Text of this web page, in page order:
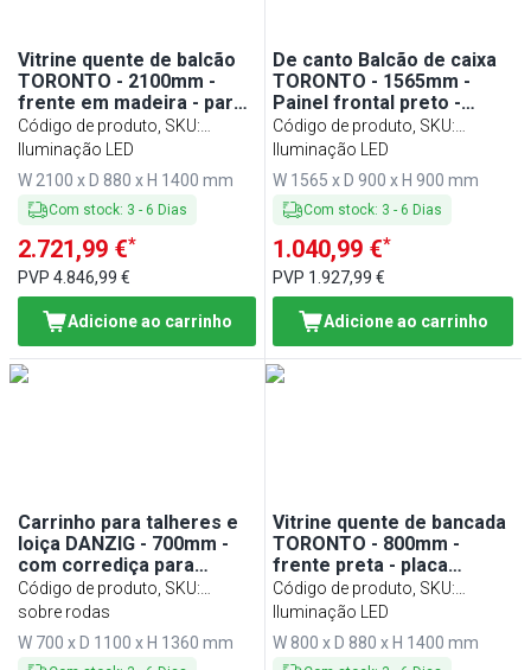
Vitrine quente de balcão
TORONTO - 2100mm -
frente em madeira - para
6x GN 1/1 - tampo em
granito preto
Código de produto, SKU:
WVE210D
Iluminação LED
W 2100 x D 880 x H 1400 mm
Com stock: 3 - 6 Dias
2.721,99 €*
PVP 4.846,99 €
Adicione ao carrinho
De canto Balcão de caixa
TORONTO - 1565mm -
Painel frontal preto -
Tampo em granito preto -
Preto mate
Código de produto, SKU:
EKTE157-S
Iluminação LED
W 1565 x D 900 x H 900 mm
Com stock: 3 - 6 Dias
1.040,99 €*
PVP 1.927,99 €
Adicione ao carrinho
Carrinho para talheres e
loiça DANZIG - 700mm -
com corrediça para
tabuleiro - preto
Código de produto, SKU:
BWI700
sobre rodas
W 700 x D 1100 x H 1360 mm
Vitrine quente de bancada
TORONTO - 800mm -
frente preta - placa
aquecida
Código de produto, SKU:
WHTE80-S
Iluminação LED
W 800 x D 880 x H 1400 mm